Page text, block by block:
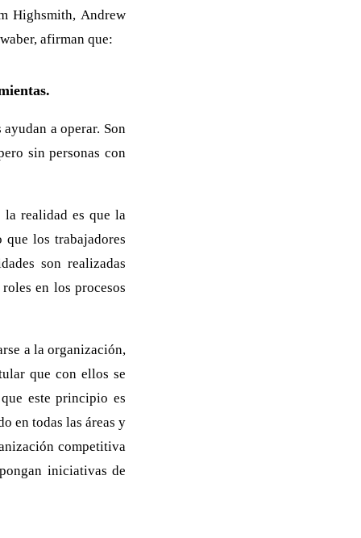
Highsmith, Andrew
afirman que:
a operar. Son
sin personas con
la realidad es que la
los trabajadores
son realizadas
en los procesos
a la organización,
que con ellos se
este principio es
en todas las áreas y
competitiva
iniciativas de